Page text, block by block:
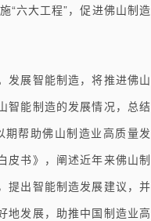
“六大工程”，促进佛山制造
发展智能制造，将推进佛山
智能制造的发展情况，总结
帮助佛山制造业高质量发
皮书》，阐述近年来佛山制
提出智能制造发展建议，并
地发展，助推中国制造业高